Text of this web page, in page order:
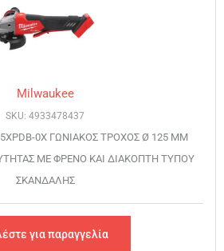
Milwaukee
SKU: 4933478437
0X ΓΩΝΙΑΚΟΣ ΤΡΟΧΟΣ Ø 125 MM
ΜΕ ΦΡΕΝΟ ΚΑΙ ΔΙΑΚΟΠΤΗ ΤΥΠΟΥ
ΣΚΑΝΔΑΛΗΣ
για παραγγελία